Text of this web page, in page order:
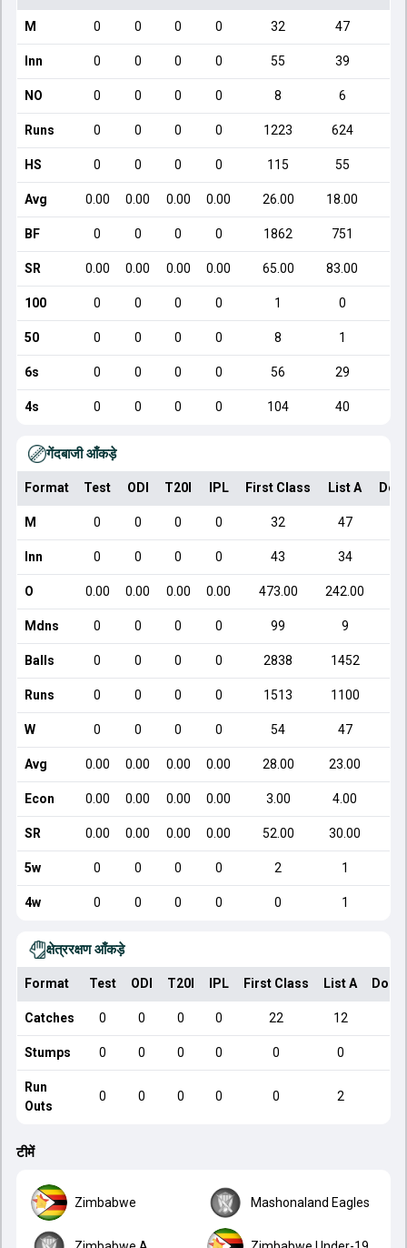
M 0 0 0 0 32 47
Inn 0 0 0 0 55 39
NO 0 0 0 0 8 6
Runs 0 0 0 0 1223 624
HS 0 0 0 0 115 55
Avg 0.00 0.00 0.00 0.00 26.00 18.00
BF 0 0 0 0 1862 751
SR 0.00 0.00 0.00 0.00 65.00 83.00
100 0 0 0 0 1 0
50 0 0 0 0 8 1
6s 0 0 0 0 56 29
4s 0 0 0 0 104 40
गेंदबाजी आँकड़े
Format Test ODI T20I IPL First Class List A
M 0 0 0 0 32 47
Inn 0 0 0 0 43 34
O 0.00 0.00 0.00 0.00 473.00 242.00
Mdns 0 0 0 0 99 9
Balls 0 0 0 0 2838 1452
Runs 0 0 0 0 1513 1100
W 0 0 0 0 54 47
Avg 0.00 0.00 0.00 0.00 28.00 23.00
Econ 0.00 0.00 0.00 0.00 3.00 4.00
SR 0.00 0.00 0.00 0.00 52.00 30.00
5w 0 0 0 0 2 1
4w 0 0 0 0 0 1
क्षेत्ररक्षण आँकड़े
Format Test ODI T20I IPL First Class List A
Catches 0 0 0 0 22 12
Stumps 0 0 0 0 0 0
Run
Outs
0 0 0 0 0 2
टीमें
Zimbabwe Mashonaland Eagles